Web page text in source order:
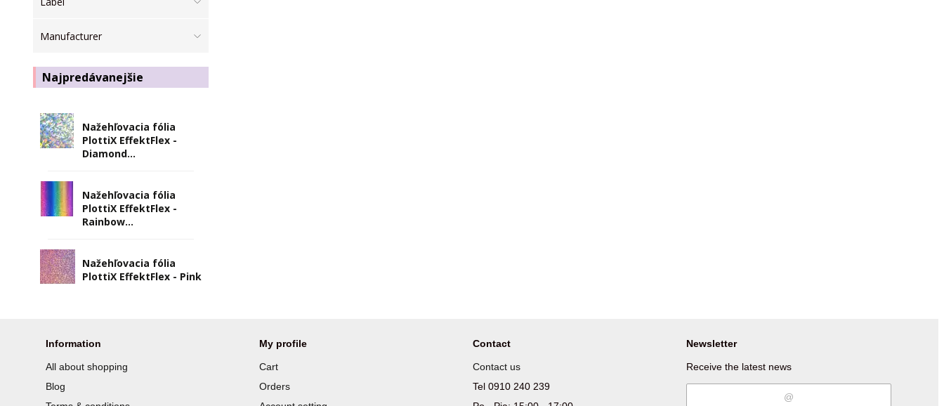
Manufacturer
Najpredávanejšie
Nažehľovacia fólia
PlottiX EffektFlex -
Diamond...
Nažehľovacia fólia
PlottiX EffektFlex -
Rainbow...
Nažehľovacia fólia
PlottiX EffektFlex - Pink
Information
All about shopping
Blog
My profile
Cart
Orders
Contact
Contact us
Tel 0910 240 239
Newsletter
Receive the latest news